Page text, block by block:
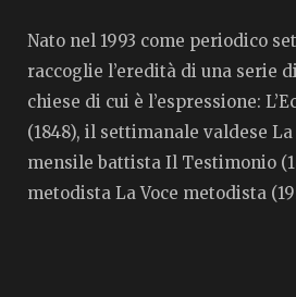
Nato nel 1993 come periodico
raccoglie l’eredità di una serie
chiese di cui è l’espressione:
(1848), il settimanale valdese
mensile battista Il Testimonio
metodista La Voce metodista